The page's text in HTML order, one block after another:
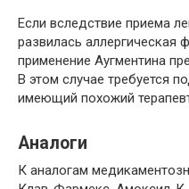
Если вследствие приема
развилась аллергическая
применение Аугментина
В этом случае требуется
имеющий похожий
Аналоги
К аналогам